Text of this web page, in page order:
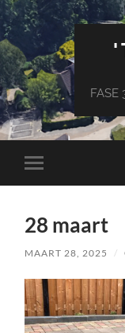
Toggle
mobiel
28 maart
MAART 28, 2025 /